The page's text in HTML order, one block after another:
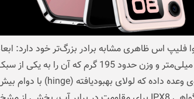
فلیپ اس ظاهری مشابه برادر بزرگ‌تر خود دارد:
87.6×75.4×15.1 میلی‌متر و وزن حدود 195 گرم که آن